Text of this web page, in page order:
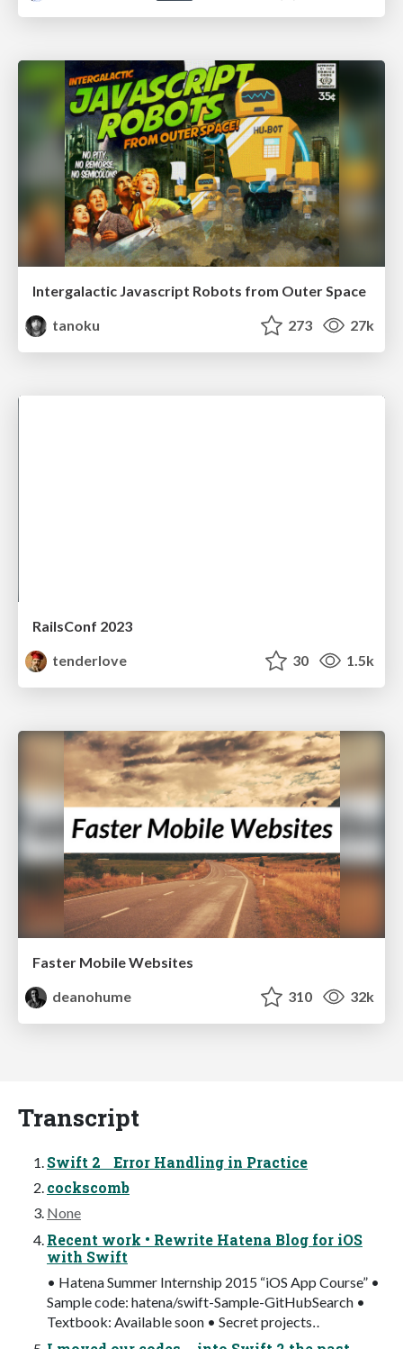
Intergalactic Javascript Robots from Outer Space
tanoku
273 27k
RailsConf 2023
tenderlove
30 1.5k
Faster Mobile Websites
deanohume
310 32k
Transcript
Swift 2 Error Handling in Practice
cockscomb
None
Recent work • Rewrite Hatena Blog for iOS
with Swift
• Hatena Summer Internship 2015 “iOS App Course” •
Sample code: hatena/swift-Sample-GitHubSearch •
Textbook: Available soon • Secret projects‥